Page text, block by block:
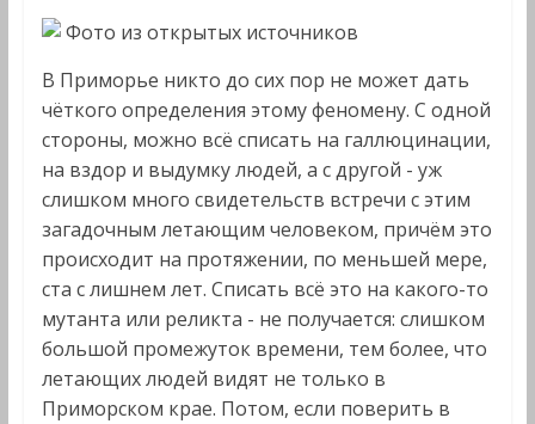
Фото из открытых источников
В Приморье никто до сих пор не может дать
чёткого определения этому феномену. С одной
стороны, можно всё списать на галлюцинации,
на вздор и выдумку людей, а с другой - уж
слишком много свидетельств встречи с этим
загадочным летающим человеком, причём это
происходит на протяжении, по меньшей мере,
ста с лишнем лет. Списать всё это на какого-то
мутанта или реликта - не получается: слишком
большой промежуток времени, тем более, что
летающих людей видят не только в
Приморском крае. Потом, если поверить в